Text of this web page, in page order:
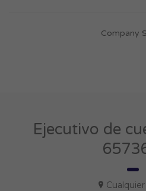
Company
Ejecutivo de